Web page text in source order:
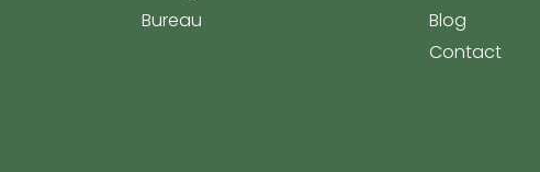
Bureau
Blog
Contact